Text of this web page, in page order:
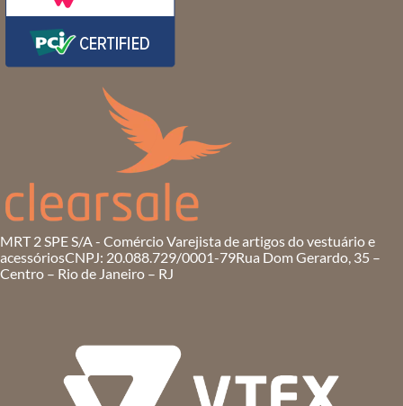
MRT 2 SPE S/A - Comércio Varejista de artigos do vestuário e
acessóriosCNPJ: 20.088.729/0001-79Rua Dom Gerardo, 35 –
Centro – Rio de Janeiro – RJ